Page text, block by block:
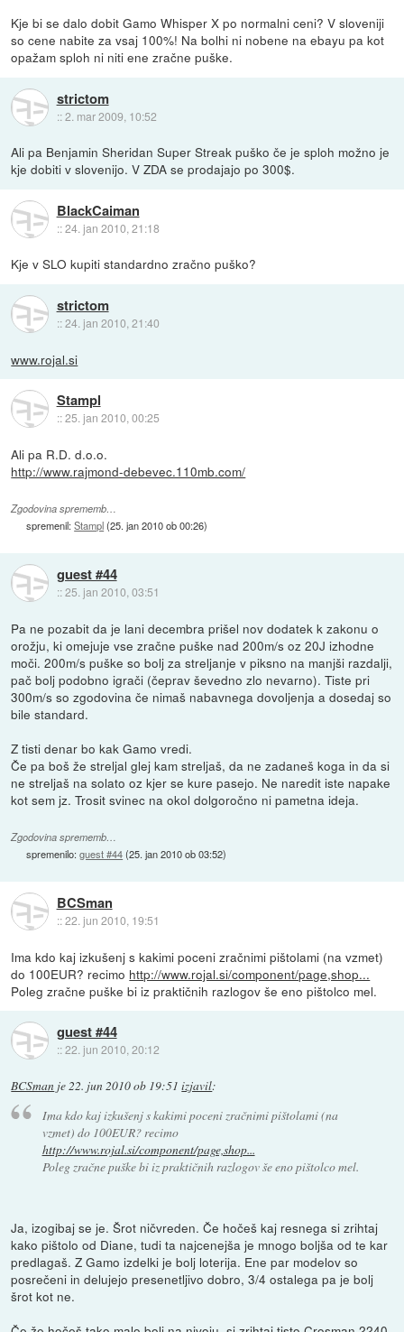
Kje bi se dalo dobit Gamo Whisper X po normalni ceni? V sloveniji
so cene nabite za vsaj 100%! Na bolhi ni nobene na ebayu pa kot
opažam sploh ni niti ene zračne puške.
strictom
::2. mar 2009, 10:52
Ali pa Benjamin Sheridan Super Streak puško če je sploh možno je
kje dobiti v slovenijo. V ZDA se prodajajo po 300$.
BlackCaiman
::24. jan 2010, 21:18
Kje v SLO kupiti standardno zračno puško?
strictom
::24. jan 2010, 21:40
www.rojal.si
Stampl
::25. jan 2010, 00:25
Ali pa R.D. d.o.o.
http://www.rajmond-debevec.110mb.com/
Zgodovina sprememb…
spremenil:Stampl(25. jan 2010 ob 00:26)
guest #44
::25. jan 2010, 03:51
Pa ne pozabit da je lani decembra prišel nov dodatek k zakonu o
orožju, ki omejuje vse zračne puške nad 200m/s oz 20J izhodne
moči. 200m/s puške so bolj za streljanje v piksno na manjši razdalji,
pač bolj podobno igrači (čeprav ševedno zlo nevarno). Tiste pri
300m/s so zgodovina če nimaš nabavnega dovoljenja a dosedaj so
bile standard.
Z tisti denar bo kak Gamo vredi.
Če pa boš že streljal glej kam streljaš, da ne zadaneš koga in da si
ne streljaš na solato oz kjer se kure pasejo. Ne naredit iste napake
kot sem jz. Trosit svinec na okol dolgoročno ni pametna ideja.
Zgodovina sprememb…
spremenilo:guest #44(25. jan 2010 ob 03:52)
BCSman
::22. jun 2010, 19:51
Ima kdo kaj izkušenj s kakimi poceni zračnimi pištolami (na vzmet)
do 100EUR? recimo http://www.rojal.si/component/page,shop...
Poleg zračne puške bi iz praktičnih razlogov še eno pištolco mel.
guest #44
::22. jun 2010, 20:12
BCSman je22. jun 2010 ob 19:51 izjavil:
Ima kdo kaj izkušenj s kakimi poceni zračnimi pištolami (na
vzmet) do 100EUR? recimo
http://www.rojal.si/component/page,shop...
Poleg zračne puške bi iz praktičnih razlogov še eno pištolco mel.
Ja, izogibaj se je. Šrot ničvreden. Če hočeš kaj resnega si zrihtaj
kako pištolo od Diane, tudi ta najcenejša je mnogo boljša od te kar
predlagaš. Z Gamo izdelki je bolj loterija. Ene par modelov so
posrečeni in delujejo presenetljivo dobro, 3/4 ostalega pa je bolj
šrot kot ne.